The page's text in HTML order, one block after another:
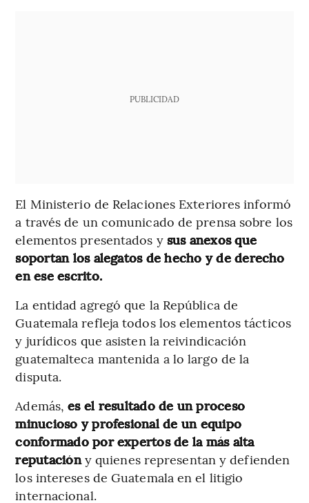
PUBLICIDAD
El Ministerio de Relaciones Exteriores informó
a través de un comunicado de prensa sobre los
elementos presentados y sus anexos que
soportan los alegatos de hecho y de derecho
en ese escrito.
La entidad agregó que la República de
Guatemala refleja todos los elementos tácticos
y jurídicos que asisten la reivindicación
guatemalteca mantenida a lo largo de la
disputa.
Además,es el resultado de un proceso
minucioso y profesional de un equipo
conformado por expertos de la más alta
reputacióny quienes representan y defienden
los intereses de Guatemala en el litigio
internacional.